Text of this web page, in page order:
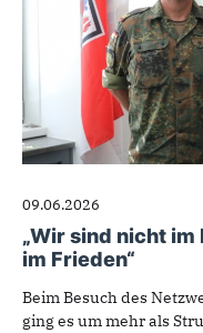
09.06.2026
„Wir sind nicht
im Frieden“
Beim Besuch des
ging es um mehr als